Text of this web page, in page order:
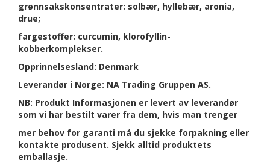
grønnsakskonsentrater: solbær, hyllebær, aronia,
drue;
fargestoffer: curcumin, klorofyllin-
kobberkomplekser.
Opprinnelsesland: Denmark
Leverandør i Norge: NA Trading Gruppen AS.
NB: Produkt Informasjonen er levert av leverandør
som vi har bestilt varer fra dem, hvis man trenger
mer behov for garanti må du sjekke forpakning eller
kontakte produsent. Sjekk alltid produktets
emballasje.